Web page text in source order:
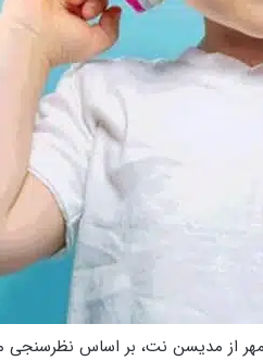
مهر از مدیسن نت، بر اساس نظرسنجی